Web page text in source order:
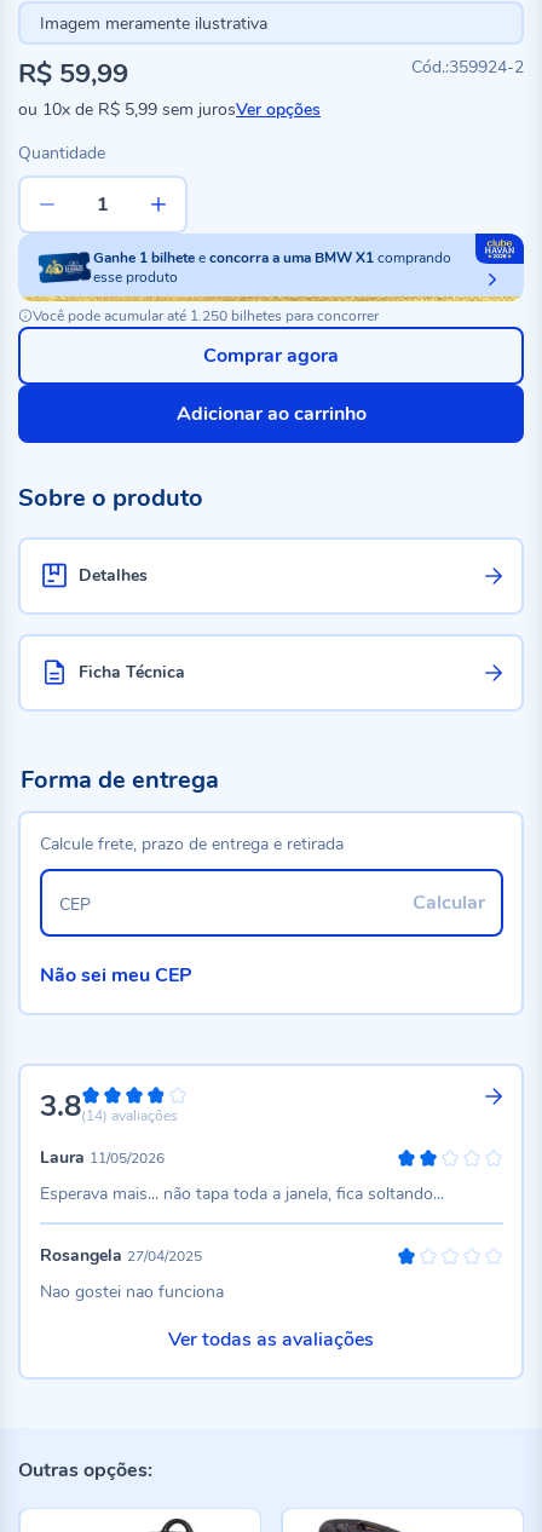
Imagem meramente ilustrativa
359924-2
R$ 59,99
ou 10x de R$ 5,99 sem jurosVer opções
Quantidade
Ganhe 1bilheteeconcorra a uma BMW X1comprando
esse produto
Você pode acumular até 1.250 bilhetes para concorrer
Adicionar ao carrinho
Comprar agora
Sobre o produto
Detalhes
Ficha Técnica
3.876%
(14) avaliações
Laura 11/05/2026
Esperava mais... não tapa toda a janela, fica soltando...
Rosangela 27/04/2025
Nao gostei nao funciona
Ver todas as avaliações
Forma de entrega
Calcule frete, prazo de entrega e retirada
Calcular
CEP
Não sei meu CEP
Outras opções: